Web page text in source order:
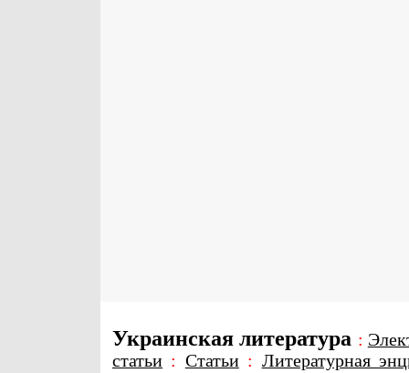
Украинская литература :
статьи : Статьи: Литературная